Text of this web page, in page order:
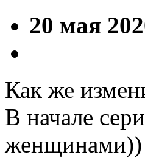
20 мая
Как же
В начале
женщинами))